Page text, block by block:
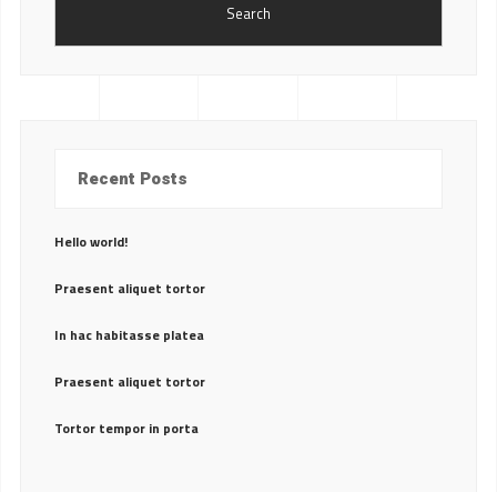
Search
Recent Posts
Hello world!
Praesent aliquet tortor
In hac habitasse platea
Praesent aliquet tortor
Tortor tempor in porta